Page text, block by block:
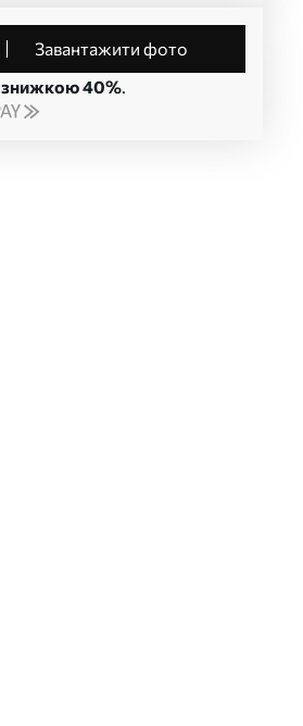
Завантажити фото
знижкою 40%.